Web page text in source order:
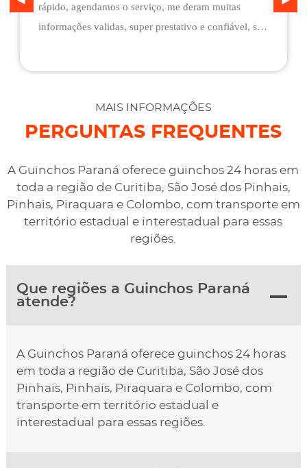
rápido, agendamos o serviço, me deram muitas
informações validas, super prestativo e confiável, são
desviaram para uma oficina mais próximo, sem
qualquer custo na maior boa vontade.
MAIS INFORMAÇÕES
PERGUNTAS FREQUENTES
A Guinchos Paraná oferece guinchos 24 horas em
toda a região de Curitiba, São José dos Pinhais,
Pinhais, Piraquara e Colombo, com transporte em
território estadual e interestadual para essas
regiões.
Que regiões a Guinchos Paraná
atende?
A Guinchos Paraná oferece guinchos 24 horas
em toda a região de Curitiba, São José dos
Pinhais, Pinhais, Piraquara e Colombo, com
transporte em território estadual e
interestadual para essas regiões.